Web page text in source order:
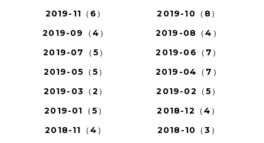
2019-11（6）
2019-10（8）
2019-09（4）
2019-08（4）
2019-07（5）
2019-06（7）
2019-05（5）
2019-04（7）
2019-03（2）
2019-02（5）
2019-01（5）
2018-12（4）
2018-11（4）
2018-10（3）